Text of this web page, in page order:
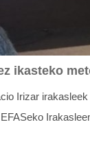
ikasteko
Irizar